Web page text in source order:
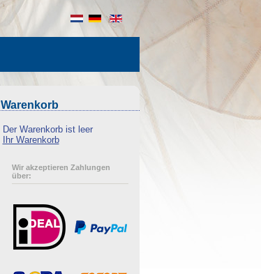
en
de
nl
Warenkorb
Der Warenkorb ist leer
Ihr Warenkorb
Wir akzeptieren Zahlungen
über: